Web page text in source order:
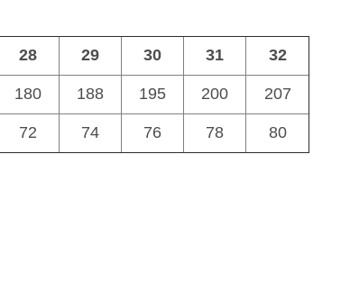
28 29 30 31 32
180 188 195 200 207
72 74 76 78 80